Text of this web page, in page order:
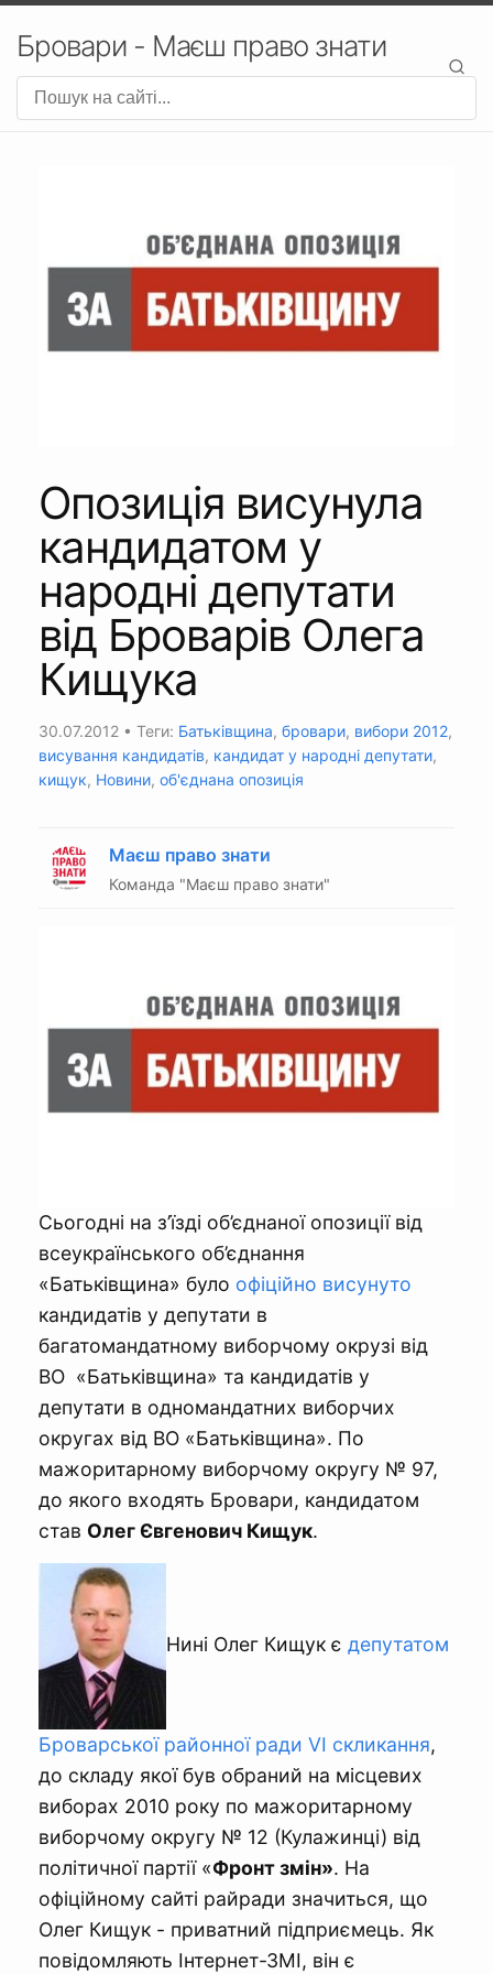
Бровари - Маєш право знати
Опозиція висунула
кандидатом у
народні депутати
від Броварів Олега
Кищука
30.07.2012 • Теги: Батьківщина, бровари, вибори 2012,
висування кандидатів, кандидат у народні депутати,
кищук, Новини, об'єднана опозиція
Маєш право знати
Команда "Маєш право знати"
Сьогодні на з’їзді об’єднаної опозиції від
всеукраїнського об’єднання
«Батьківщина» було офіційно висунуто
кандидатів у депутати в
багатомандатному виборчому окрузі від
ВО «Батьківщина» та кандидатів у
депутати в одномандатних виборчих
округах від ВО «Батьківщина». По
мажоритарному виборчому округу № 97,
до якого входять Бровари, кандидатом
став Олег Євгенович Кищук.
Нині Олег Кищук є депутатом
Броварської районної ради VI скликання,
до складу якої був обраний на місцевих
виборах 2010 року по мажоритарному
виборчому округу № 12 (Кулажинці) від
політичної партії «Фронт змін». На
офіційному сайті райради значиться, що
Олег Кищук - приватний підприємець. Як
повідомляють Інтернет-ЗМІ, він є